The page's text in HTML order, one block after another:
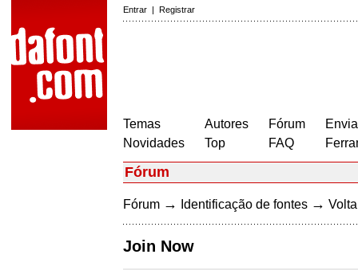
Entrar | Registrar
Temas
Novidades
Autores
Top
Fórum
FAQ
Fórum
Fórum → Identificação de fontes →
Join Now